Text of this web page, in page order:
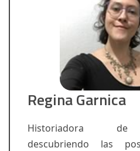
Regina Garnica
Historiadora de
descubriendo las